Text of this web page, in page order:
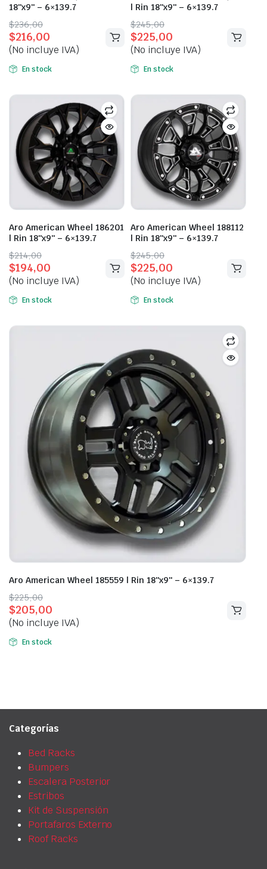
18″x9″ – 6×139.7
$236,00
Original
price
was:
$236,00.
$216,00
Current
price
is:
$216,00.
(No incluye IVA)
En stock
| Rin 18″x9″ – 6×139.7
$245,00
Original
price
was:
$245,00.
$225,00
Current
price
is:
$225,00.
(No incluye IVA)
En stock
Aro American Wheel 186201
| Rin 18″x9″ – 6×139.7
$214,00
Original
price
was:
$214,00.
$194,00
Current
price
is:
$194,00.
(No incluye IVA)
En stock
Aro American Wheel 188112
| Rin 18″x9″ – 6×139.7
$245,00
Original
price
was:
$245,00.
$225,00
Current
price
is:
$225,00.
(No incluye IVA)
En stock
Aro American Wheel 185559 | Rin 18″x9″ – 6×139.7
$225,00
Original
price
was:
$225,00.
$205,00
Current
price
is:
$205,00.
(No incluye IVA)
En stock
Categorías
Bed Racks
Bumpers
Escalera Posterior
Estribos
Kit de Suspensión
Portafaros Externo
Roof Racks